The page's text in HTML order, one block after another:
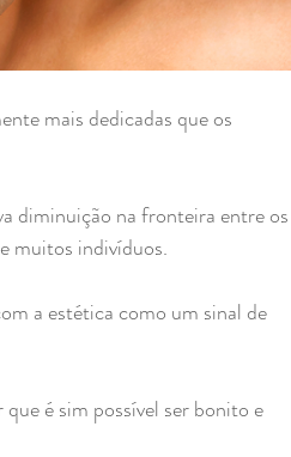
mais dedicadas que os
diminuição na fronteira entre os
muitos indivíduos.
a estética como um sinal de
é sim possível ser bonito e